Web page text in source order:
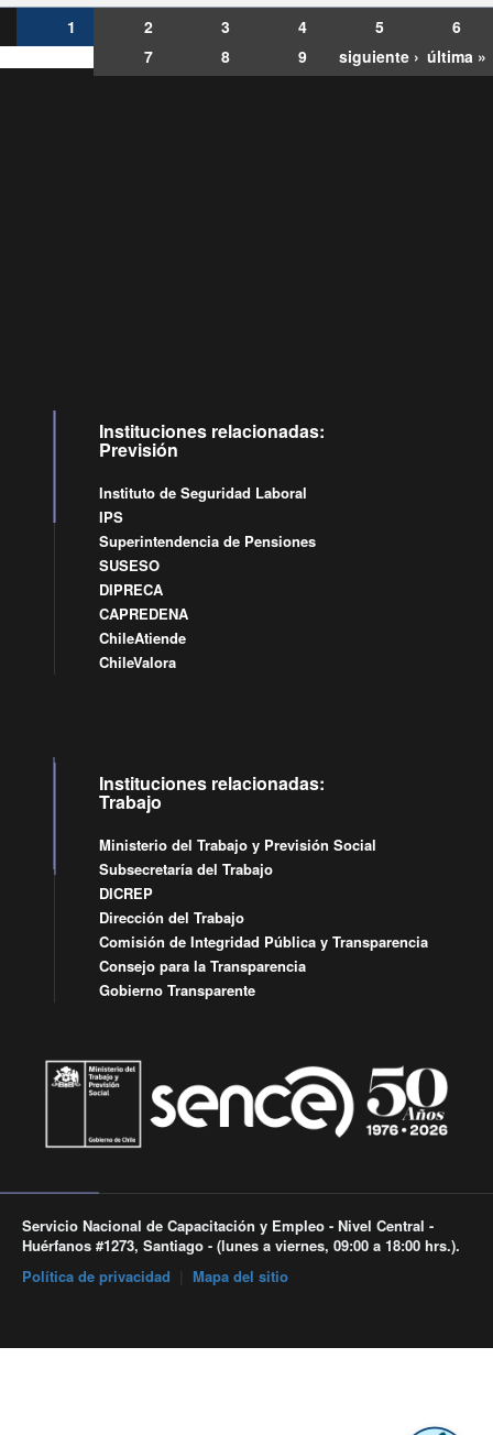
1 2 3 4 5
6
7
8 9 siguiente › última »
Instituciones relacionadas:
Previsión
Instituto de Seguridad Laboral
IPS
Superintendencia de Pensiones
SUSESO
DIPRECA
CAPREDENA
ChileAtiende
ChileValora
Instituciones relacionadas:
Trabajo
Ministerio del Trabajo y Previsión Social
Subsecretaría del Trabajo
DICREP
Dirección del Trabajo
Comisión de Integridad Pública y Transparencia
Consejo para la Transparencia
Gobierno Transparente
Servicio Nacional de Capacitación y Empleo - Nivel Central -
Huérfanos #1273, Santiago - (lunes a viernes, 09:00 a 18:00 hrs.).
Política de privacidad
Mapa del sitio